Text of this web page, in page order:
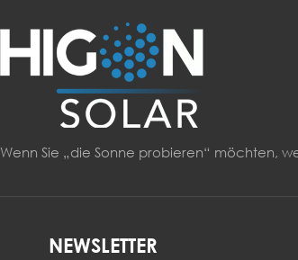
Wenn Sie „die Sonne probieren“ möchten,
NEWSLETTER